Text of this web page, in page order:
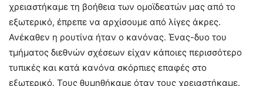
χρειαστήκαμε τη βοήθεια των ομοϊδεατών μας από το
εξωτερικό, έπρεπε να αρχίσουμε από λίγες άκρες.
Ανέκαθεν η ρουτίνα ήταν ο κανόνας. Ένας-δυο του
τμήματος διεθνών σχέσεων είχαν κάποιες περισσότερο
τυπικές και κατά κανόνα σκόρπιες επαφές στο
εξωτερικό. Τους θυμηθήκαμε όταν τους χρειαστήκαμε.